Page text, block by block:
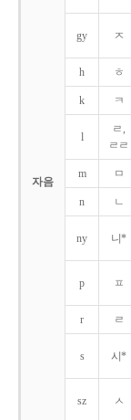
자음
gy ㅈ
h ㅎ
k ㅋ
l
ㄹ,
ㄹㄹ
m ㅁ
n ㄴ
ny 니*
p ㅍ
r ㄹ
s 시*
sz ㅅ